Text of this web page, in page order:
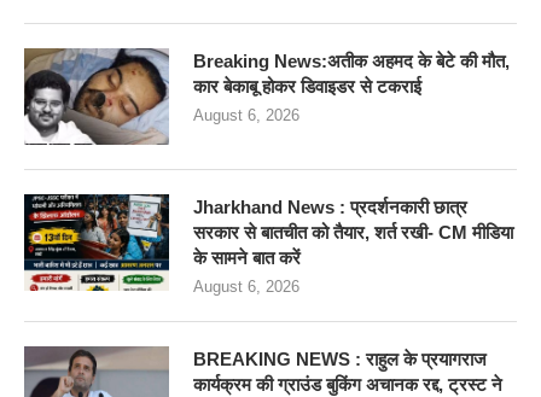
Breaking News:अतीक अहमद के बेटे की मौत,
कार बेकाबू होकर डिवाइडर से टकराई
August 6, 2026
Jharkhand News : प्रदर्शनकारी छात्र
सरकार से बातचीत को तैयार, शर्त रखी- CM मीडिया
के सामने बात करें
August 6, 2026
BREAKING NEWS : राहुल के प्रयागराज
कार्यक्रम की ग्राउंड बुकिंग अचानक रद्द, ट्रस्ट ने